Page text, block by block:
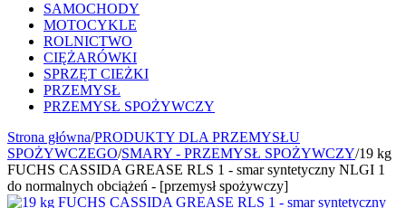
SAMOCHODY
MOTOCYKLE
ROLNICTWO
CIĘŻARÓWKI
SPRZĘT CIEŻKI
PRZEMYSŁ
PRZEMYSŁ SPOŻYWCZY
Strona główna/PRODUKTY DLA PRZEMYSŁU
SPOŻYWCZEGO/SMARY - PRZEMYSŁ SPOŻYWCZY/19 kg
FUCHS CASSIDA GREASE RLS 1 - smar syntetyczny NLGI 1
do normalnych obciążeń - [przemysł spożywczy]